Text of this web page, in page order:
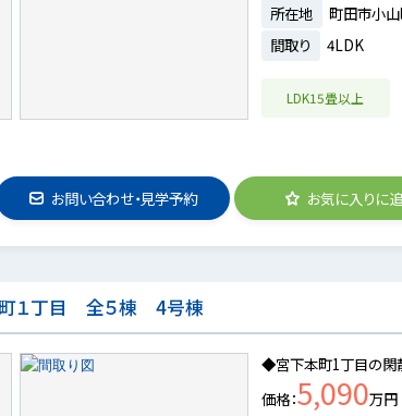
所在地
町田市小
間取り
4LDK
LDK15畳以上
お問い合わせ・見学予約 お気に入りに
１丁目 全５棟 4号棟
◆宮下本町1丁目の閑
価格 5,090万円